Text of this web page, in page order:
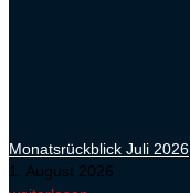
Monatsrückblick Juli 2026
1. August 2026